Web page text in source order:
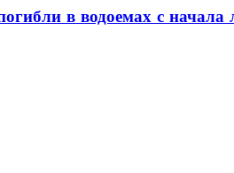
в водоемах с начала